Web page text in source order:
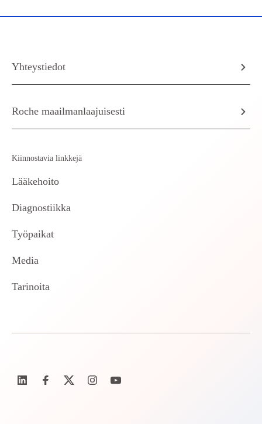
Yhteystiedot
Roche maailmanlaajuisesti
Kiinnostavia linkkejä
Lääkehoito
Diagnostiikka
Työpaikat
Media
Tarinoita